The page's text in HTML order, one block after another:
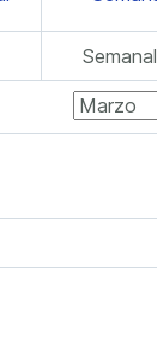
Semanal